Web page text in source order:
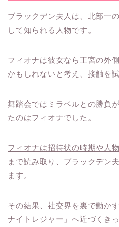
ブラックデン夫人は、北部一
して知られる人物です。
フィオナは彼女なら王宮の外
かもしれないと考え、接触を試
舞踏会ではミラベルとの勝負
たのはフィオナでした。
フィオナは招待状の時期や人
まで読み取り、ブラックデン
ます。
その結果、社交界を裏で動か
ナイトレジャー」へ近づくき